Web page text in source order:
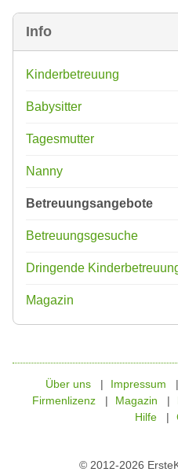
Info
Kinderbetreuung
Babysitter
Tagesmutter
Nanny
Betreuungsangebote
Betreuungsgesuche
Dringende
Magazin
© 2012-2026
Über uns Impressum
Firmenlizenz
Magazin
Hilfe